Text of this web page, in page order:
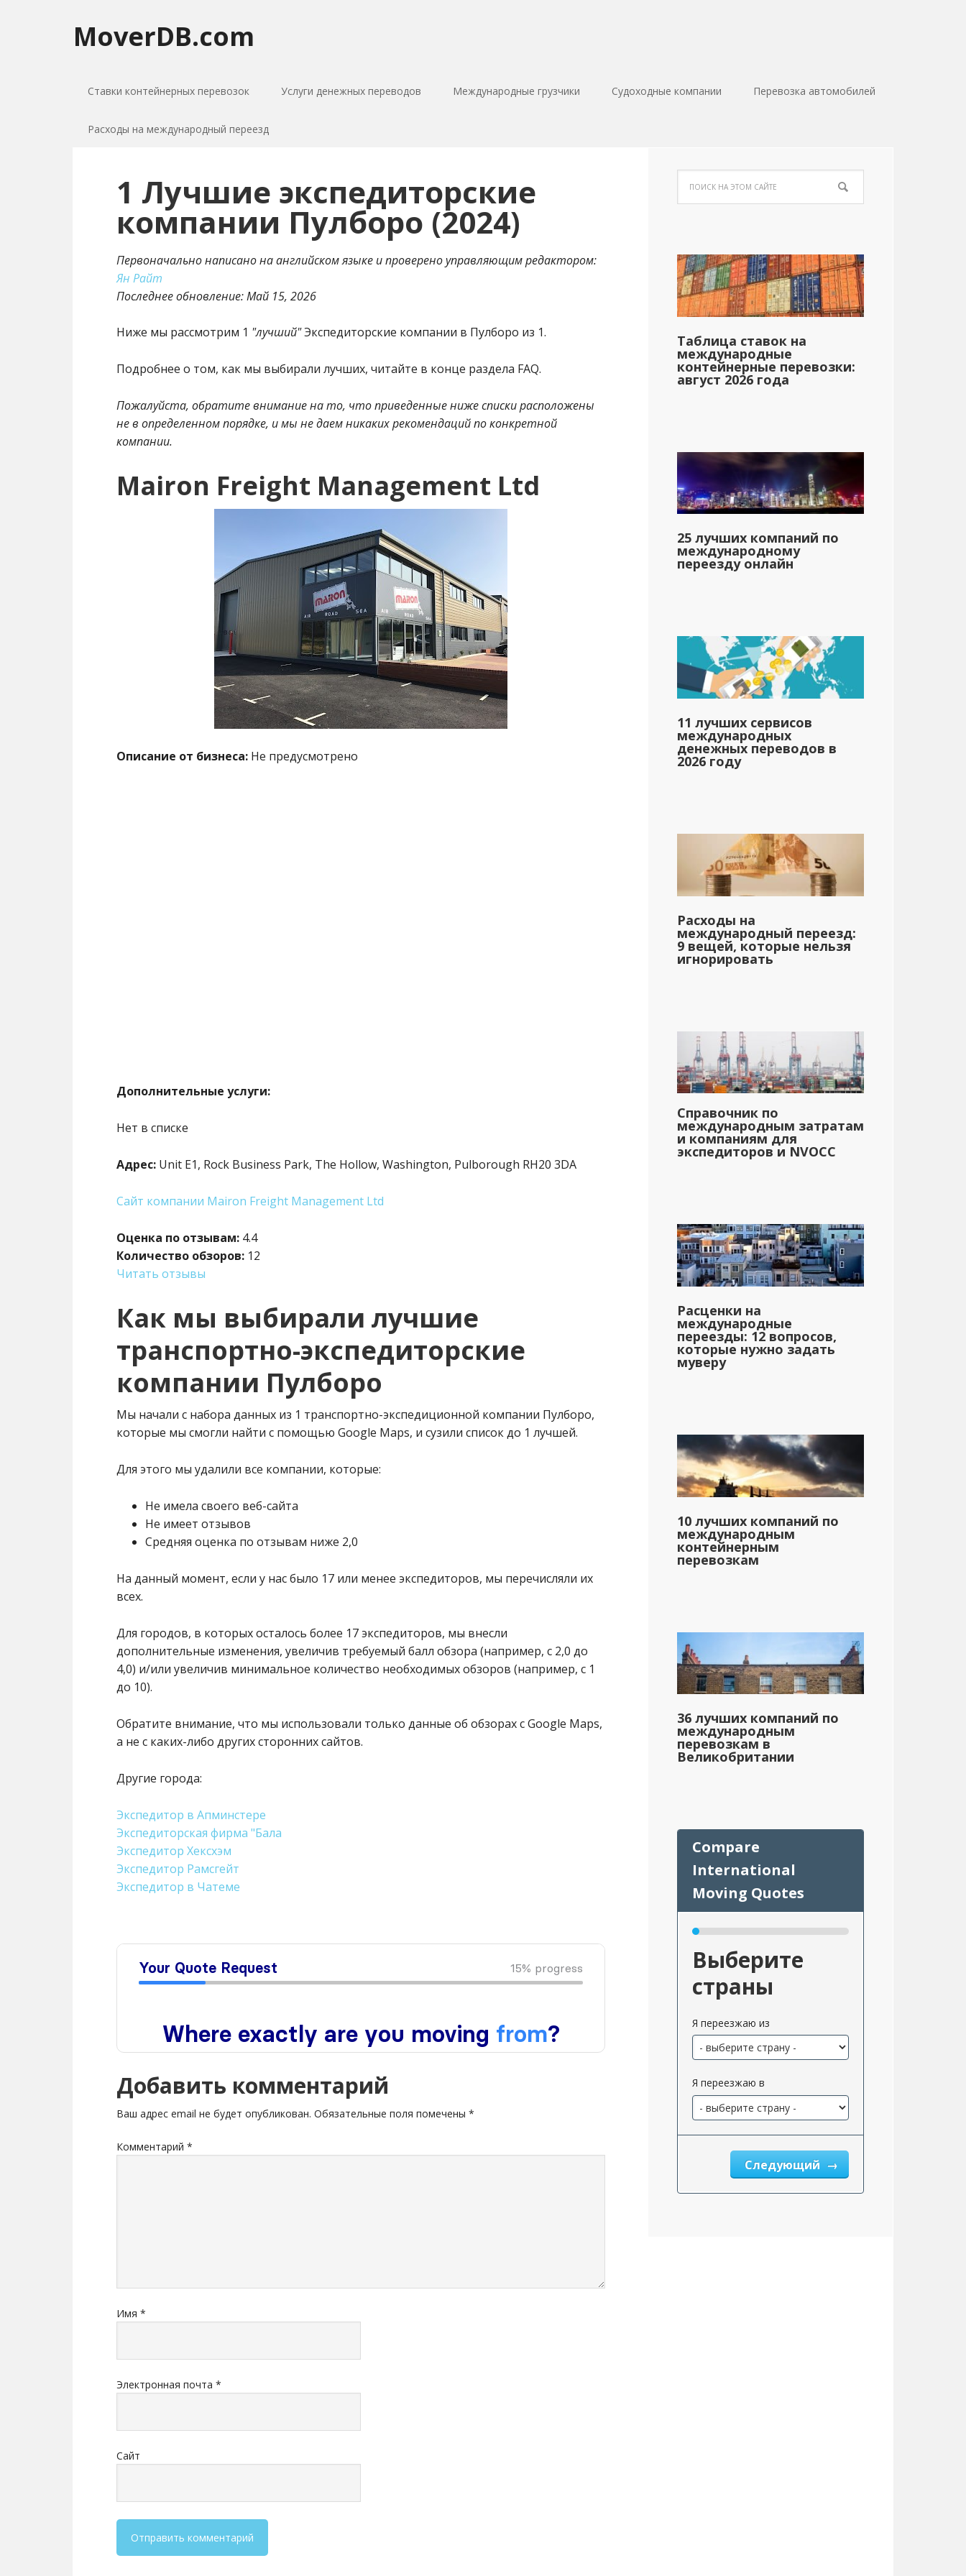
MoverDB.com
Ставки контейнерных перевозок Услуги денежных переводов Международные грузчики Судоходные компании Перевозка автомобилей
Расходы на международный переезд
1 Лучшие экспедиторские
компании Пулборо (2024)
Первоначально написано на английском языке и проверено управляющим редактором:
Ян Райт
Последнее обновление:Май 15, 2026
Ниже мы рассмотрим 1 "лучший"Экспедиторские компании в Пулборо из 1.
Подробнее о том, как мы выбирали лучших, читайте в конце раздела FAQ.
Пожалуйста, обратите внимание на то, что приведенные ниже списки расположены
не в определенном порядке, и мы не даем никаких рекомендаций по конкретной
компании.
Mairon Freight Management Ltd
Описание от бизнеса: Не предусмотрено
Дополнительные услуги:
Нет в списке
Адрес: Unit E1, Rock Business Park, The Hollow, Washington, Pulborough RH20 3DA
Сайт компании Mairon Freight Management Ltd
Оценка по отзывам: 4.4
Количество обзоров: 12
Читать отзывы
Как мы выбирали лучшие
транспортно-экспедиторские
компании Пулборо
Мы начали с набора данных из 1 транспортно-экспедиционной компании Пулборо,
которые мы смогли найти с помощью Google Maps, и сузили список до 1 лучшей.
Для этого мы удалили все компании, которые:
Не имела своего веб-сайта
Не имеет отзывов
Средняя оценка по отзывам ниже 2,0
На данный момент, если у нас было 17 или менее экспедиторов, мы перечисляли их
всех.
Для городов, в которых осталось более 17 экспедиторов, мы внесли
дополнительные изменения, увеличив требуемый балл обзора (например, с 2,0 до
4,0) и/или увеличив минимальное количество необходимых обзоров (например, с 1
до 10).
Обратите внимание, что мы использовали только данные об обзорах с Google Maps,
а не с каких-либо других сторонних сайтов.
Другие города:
Экспедитор в Апминстере
Экспедиторская фирма "Бала
Экспедитор Хексхэм
Экспедитор Рамсгейт
Экспедитор в Чатеме
Добавить комментарий
Ваш адрес email не будет опубликован. Обязательные поля помечены *
Комментарий *
Имя *
Электронная почта *
Сайт
Таблица ставок на
международные
контейнерные перевозки:
август 2026 года
25 лучших компаний по
международному
переезду онлайн
11 лучших сервисов
международных
денежных переводов в
2026 году
Расходы на
международный переезд:
9 вещей, которые нельзя
игнорировать
Справочник по
международным затратам
и компаниям для
экспедиторов и NVOCC
Расценки на
международные
переезды: 12 вопросов,
которые нужно задать
муверу
10 лучших компаний по
международным
контейнерным
перевозкам
36 лучших компаний по
международным
перевозкам в
Великобритании
Выберите
страны
Я переезжаю из
Я переезжаю в
Следующий